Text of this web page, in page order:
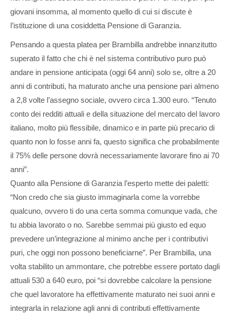
giovani insomma, al momento quello di cui si discute è
l’istituzione di una cosiddetta Pensione di Garanzia.
Pensando a questa platea per Brambilla andrebbe innanzitutto
superato il fatto che chi è nel sistema contributivo puro può
andare in pensione anticipata (oggi 64 anni) solo se, oltre a 20
anni di contributi, ha maturato anche una pensione pari almeno
a 2,8 volte l’assegno sociale, ovvero circa 1.300 euro. “Tenuto
conto dei redditi attuali e della situazione del mercato del lavoro
italiano, molto più flessibile, dinamico e in parte più precario di
quanto non lo fosse anni fa, questo significa che probabilmente
il 75% delle persone dovrà necessariamente lavorare fino ai 70
anni”.
Quanto alla Pensione di Garanzia l’esperto mette dei paletti:
“Non credo che sia giusto immaginarla come la vorrebbe
qualcuno, ovvero ti do una certa somma comunque vada, che
tu abbia lavorato o no. Sarebbe semmai più giusto ed equo
prevedere un’integrazione al minimo anche per i contributivi
puri, che oggi non possono beneficiarne”. Per Brambilla, una
volta stabilito un ammontare, che potrebbe essere portato dagli
attuali 530 a 640 euro, poi “si dovrebbe calcolare la pensione
che quel lavoratore ha effettivamente maturato nei suoi anni e
integrarla in relazione agli anni di contributi effettivamente